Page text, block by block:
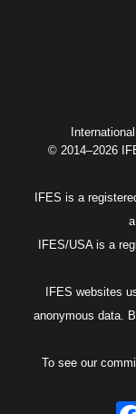
© 2014–2026
IFES is a
IFES/USA is a
IFES websites
anonymous data.
To see our